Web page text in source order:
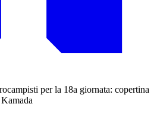
per la 18a giornata: copertina